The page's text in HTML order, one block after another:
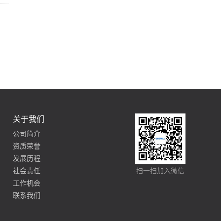
关于我们
公司简介
资质荣誉
发展历程
社会责任
工作机会
联系我们
扫一扫加入微信